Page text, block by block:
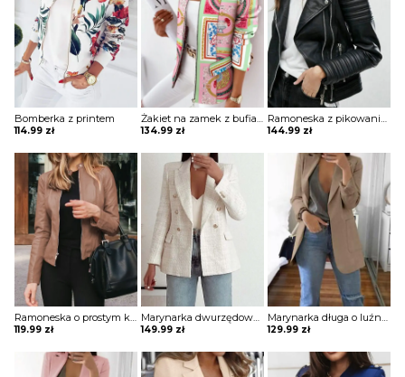
Bomberka z printem
114.99 zł
Żakiet na zamek z bufiastymi rękawami i stójką
134.99 zł
Ramoneska z pikowaniem i zamkami
144.99 zł
Ramoneska o prostym kroju
119.99 zł
Marynarka dwurzędowa z ozdobnymi guzikami
149.99 zł
Marynarka długa o luźnym kroju z kieszeniami
129.99 zł